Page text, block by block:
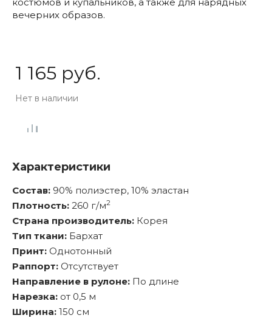
вечерних образов.
1 165 руб.
Нет в наличии
Характеристики
Состав: 90% полиэстер, 10% эластан
Плотность: 260 г/м2
Страна производитель: Корея
Тип ткани: Бархат
Принт: Однотонный
Раппорт: Отсутствует
Направление в рулоне: По длине
Нарезка: от 0,5 м
Ширина: 150 см